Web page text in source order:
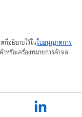
ที่อธิบายไว้ในใบอนุญาตการ
หรือเครื่องหมายการค้าจด